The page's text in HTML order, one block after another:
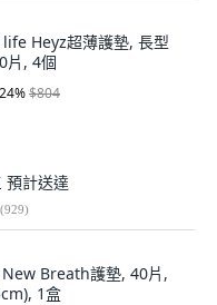
Heyz超薄護墊, 長型
片, 4個
24%$804
預計送達
(929)
Breath護墊, 40片,
1盒